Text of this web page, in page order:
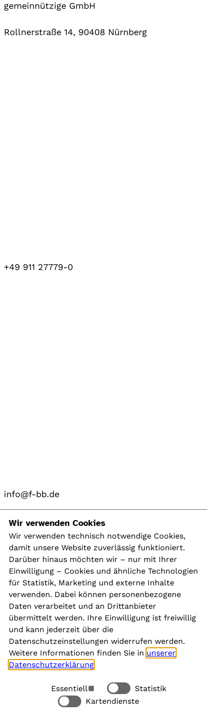
gemeinnützige GmbH
Rollnerstraße 14, 90408 Nürnberg
+49 911 27779-0
info@f-bb.de
Navigation
Kontakt
Presse
Aktuelles
Karriere
Newsletter
Social Media
Rechtliches
Wir verwenden Cookies
Wir verwenden technisch notwendige Cookies,
damit unsere Website zuverlässig funktioniert.
Darüber hinaus möchten wir – nur mit Ihrer
Einwilligung – Cookies und ähnliche Technologien
für Statistik, Marketing und externe Inhalte
verwenden. Dabei können personenbezogene
Daten verarbeitet und an Drittanbieter
übermittelt werden. Ihre Einwilligung ist freiwillig
und kann jederzeit über die
Datenschutzeinstellungen widerrufen werden.
Weitere Informationen finden Sie in unserer
Datenschutzerklärung
Essentiell
Statistik
Kartendienste